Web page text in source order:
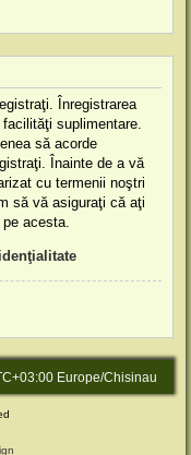
Înregistrarea
suplimentare.
să acorde
Înainte de a vă
cu termenii noştri
să vă asiguraţi că aţi
acesta.
Europe/Chisinau